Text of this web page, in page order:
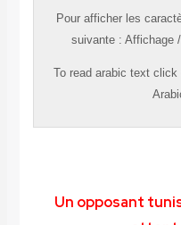
Pour afficher les
suivante: Affichage/
To readarabic text
Un opposant